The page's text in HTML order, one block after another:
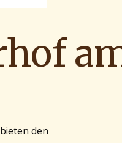
den